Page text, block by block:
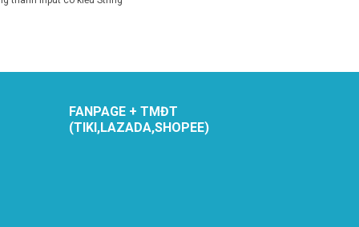
FANPAGE + TMĐT
(TIKI,LAZADA,SHOPEE)